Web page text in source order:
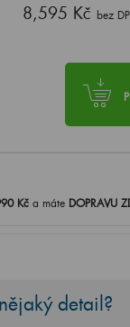
8,595 Kč bez
Kč a máte DOPRAVU
detail?